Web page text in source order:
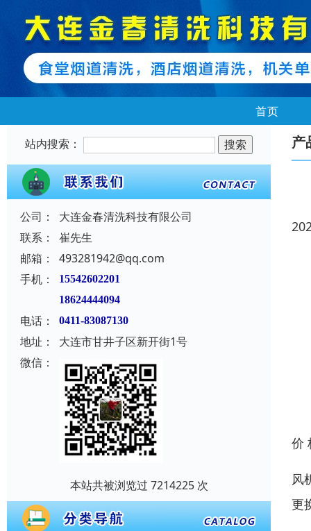
首页
站内搜索：
公司：
大连金春清洗科技有限公司
联系：
崔先生
邮箱：
493281942@qq.com
手机：
15542602201
18624444094
电话： 0411-83087130
地址：
大连市甘井子区新开街1号
微信：
本站共被浏览过 7214225 次
产
价
风
更